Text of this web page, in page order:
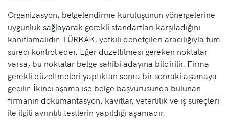
Organizasyon, belgelendirme kuruluşunun yönergelerine
uygunluk sağlayarak gerekli standartları karşıladığını
kanıtlamalıdır. TÜRKAK, yetkili denetçileri aracılığıyla tüm
süreci kontrol eder. Eğer düzeltilmesi gereken noktalar
varsa, bu noktalar belge sahibi adayına bildirilir. Firma
gerekli düzeltmeleri yaptıktan sonra bir sonraki aşamaya
geçilir. İkinci aşama ise belge başvurusunda bulunan
firmanın dokümantasyon, kayıtlar, yeterlilik ve iş süreçleri
ile ilgili ayrıntılı testlerin yapıldığı aşamadır.